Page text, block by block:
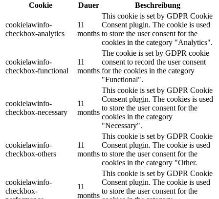
Cookie
Dauer Beschreibung
cookielawinfo-
checkbox-analytics
11
months
This cookie is set by GDPR Cookie
Consent plugin. The cookie is used
to store the user consent for the
cookies in the category "Analytics".
cookielawinfo-
checkbox-functional
11
months
The cookie is set by GDPR cookie
consent to record the user consent
for the cookies in the category
"Functional".
cookielawinfo-
checkbox-necessary
11
months
This cookie is set by GDPR Cookie
Consent plugin. The cookies is used
to store the user consent for the
cookies in the category
"Necessary".
cookielawinfo-
checkbox-others
11
months
This cookie is set by GDPR Cookie
Consent plugin. The cookie is used
to store the user consent for the
cookies in the category "Other.
cookielawinfo-
checkbox-
11
months
This cookie is set by GDPR Cookie
Consent plugin. The cookie is used
to store the user consent for the